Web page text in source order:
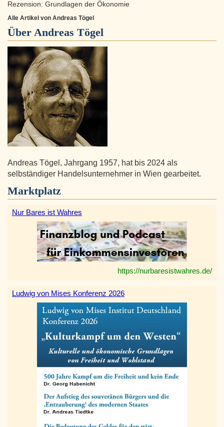
Rezension: Grundlagen der Ökonomie
Alle Artikel von Andreas Tögel
Über Andreas Tögel
Andreas Tögel, Jahrgang 1957, hat bis 2024 als
selbständiger Handelsunternehmer in Wien gearbeitet.
Marktplatz
Nur Bares ist Wahres
https://nurbaresistwahres.de/
Ludwig von Mises Konferenz 2026